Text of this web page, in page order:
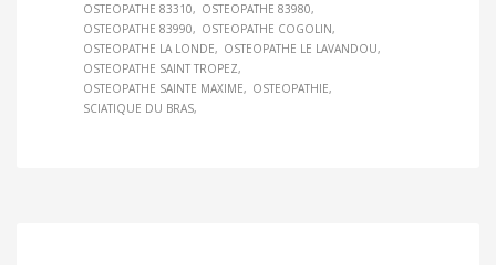
OSTEOPATHE 83310
OSTEOPATHE 83980
OSTEOPATHE 83990
OSTEOPATHE COGOLIN
OSTEOPATHE LA LONDE
OSTEOPATHE LE LAVANDOU
OSTEOPATHE SAINT TROPEZ
OSTEOPATHE SAINTE MAXIME
OSTEOPATHIE
SCIATIQUE DU BRAS